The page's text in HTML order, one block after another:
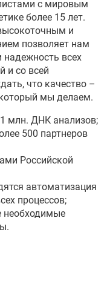
с мировым
более 15 лет.
и
позволяет нам
надежность всех
и со всей
что качество –
мы делаем.
млн. ДНК анализов;
500 партнеров
Российской
автоматизация
процессов;
необходимые